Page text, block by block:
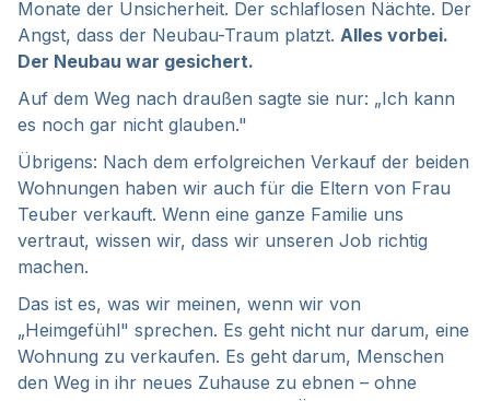
Monate der Unsicherheit. Der schlaflosen Nächte. Der
Angst, dass der Neubau-Traum platzt. Alles vorbei.
Der Neubau war gesichert.
Auf dem Weg nach draußen sagte sie nur: „Ich kann
es noch gar nicht glauben."
Übrigens: Nach dem erfolgreichen Verkauf der beiden
Wohnungen haben wir auch für die Eltern von Frau
Teuber verkauft. Wenn eine ganze Familie uns
vertraut, wissen wir, dass wir unseren Job richtig
machen.
Das ist es, was wir meinen, wenn wir von
„Heimgefühl" sprechen. Es geht nicht nur darum, eine
Wohnung zu verkaufen. Es geht darum, Menschen
den Weg in ihr neues Zuhause zu ebnen – ohne